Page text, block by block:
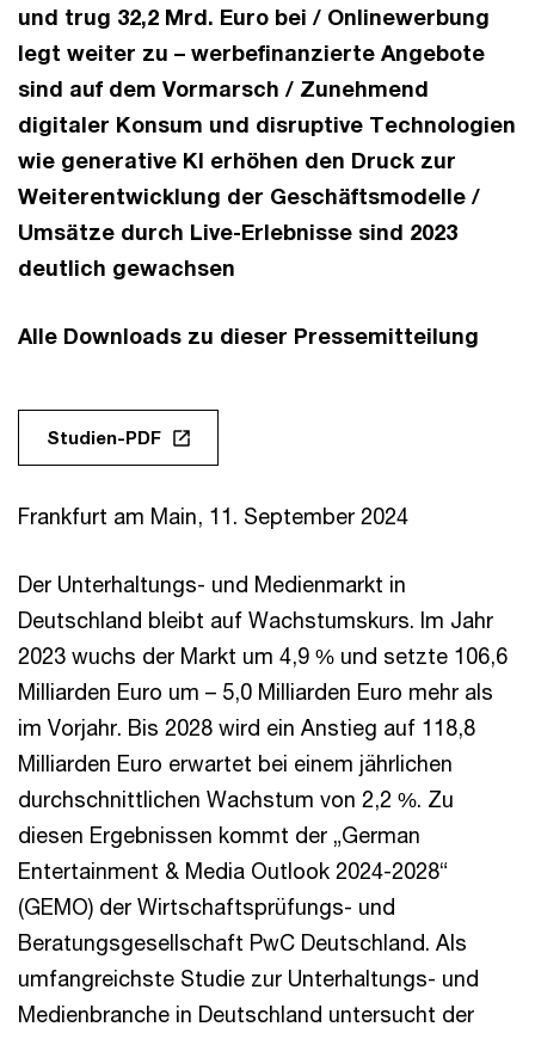
und trug 32,2 Mrd. Euro bei / Onlinewerbung
legt weiter zu – werbefinanzierte Angebote
sind auf dem Vormarsch / Zunehmend
digitaler Konsum und disruptive Technologien
wie generative KI erhöhen den Druck zur
Weiterentwicklung der Geschäftsmodelle /
Umsätze durch Live-Erlebnisse sind 2023
deutlich gewachsen
Alle Downloads zu dieser Pressemitteilung
Studien-PDF
Frankfurt am Main, 11. September 2024
Der Unterhaltungs- und Medienmarkt in
Deutschland bleibt auf Wachstumskurs. Im Jahr
2023 wuchs der Markt um 4,9 % und setzte 106,6
Milliarden Euro um – 5,0 Milliarden Euro mehr als
im Vorjahr. Bis 2028 wird ein Anstieg auf 118,8
Milliarden Euro erwartet bei einem jährlichen
durchschnittlichen Wachstum von 2,2 %. Zu
diesen Ergebnissen kommt der „German
Entertainment & Media Outlook 2024-2028“
(GEMO) der Wirtschaftsprüfungs- und
Beratungsgesellschaft PwC Deutschland. Als
umfangreichste Studie zur Unterhaltungs- und
Medienbranche in Deutschland untersucht der